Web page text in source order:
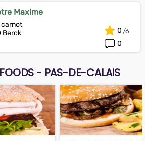
Maxime
carnot
Berck
0
0
- PAS-DE-CALAIS